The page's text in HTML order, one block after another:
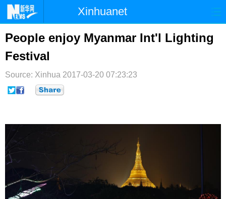
Xinhuanet
首页 时政 国际 港澳
台湾
纪检 体育 科技
文娱
People enjoy Myanmar Int'l Lighting
Festival
Source: Xinhua 2017-03-20 07:23:23